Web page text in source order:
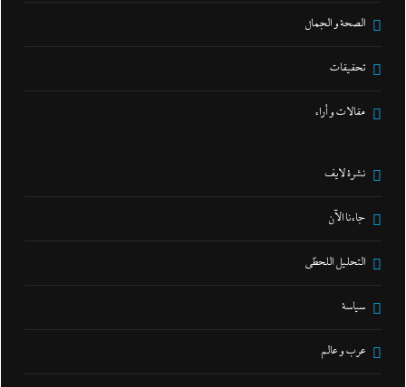
الصحة و الجمال
تحقيقات
مقالات و أراء
نشرة لايف
جاءنا الآن
التحليل اللحظي
سياسة
عرب و عالم